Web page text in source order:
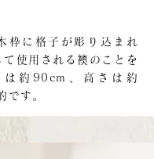
枠に格子が彫り込まれ
て使用される襖のことを
約90cm、高さは約
です。